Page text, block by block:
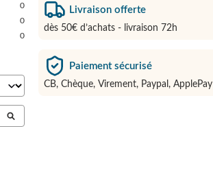
Livraison offerte
dès 50€ d’achats - livraison 72h
Paiement sécurisé
CB, Chèque, Virement, Paypal, ApplePay
0
0
0